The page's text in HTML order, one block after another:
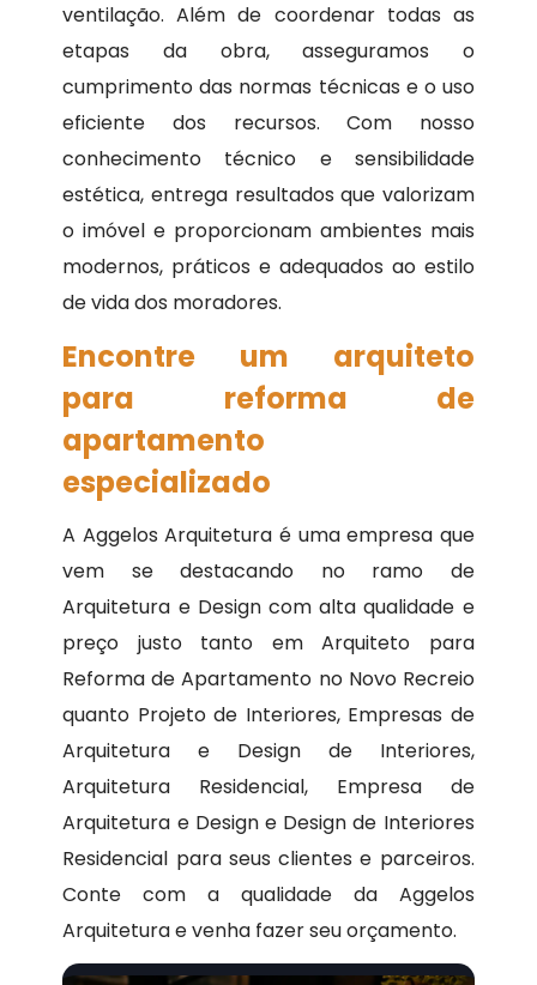
ventilação. Além de coordenar todas as
etapas da obra, asseguramos o
cumprimento das normas técnicas e o uso
eficiente dos recursos. Com nosso
conhecimento técnico e sensibilidade
estética, entrega resultados que valorizam
o imóvel e proporcionam ambientes mais
modernos, práticos e adequados ao estilo
de vida dos moradores.
Encontre um arquiteto
para reforma de
apartamento
especializado
A Aggelos Arquitetura é uma empresa que
vem se destacando no ramo de
Arquitetura e Design com alta qualidade e
preço justo tanto em Arquiteto para
Reforma de Apartamento no Novo Recreio
quanto Projeto de Interiores, Empresas de
Arquitetura e Design de Interiores,
Arquitetura Residencial, Empresa de
Arquitetura e Design e Design de Interiores
Residencial para seus clientes e parceiros.
Conte com a qualidade da Aggelos
Arquitetura e venha fazer seu orçamento.